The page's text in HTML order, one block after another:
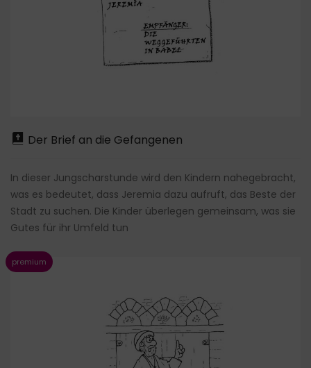
Der Brief an die Gefangenen
In dieser Jungscharstunde wird den Kindern nahegebracht,
was es bedeutet, dass Jeremia dazu aufruft, das Beste der
Stadt zu suchen. Die Kinder überlegen gemeinsam, was sie
Gutes für ihr Umfeld tun